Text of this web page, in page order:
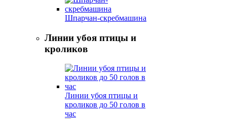
Шпарчан-скребмашина
Линии убоя птицы и
кроликов
Линии убоя птицы и
кроликов до 50 голов в
час